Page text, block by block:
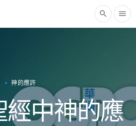
search menu
神的應許
中神的應